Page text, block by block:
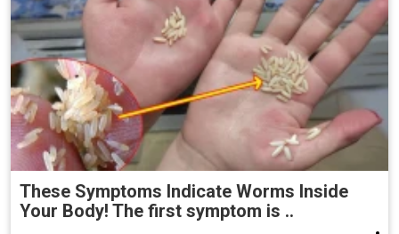
These Symptoms Indicate Worms Inside
Your Body! The first symptom is ..